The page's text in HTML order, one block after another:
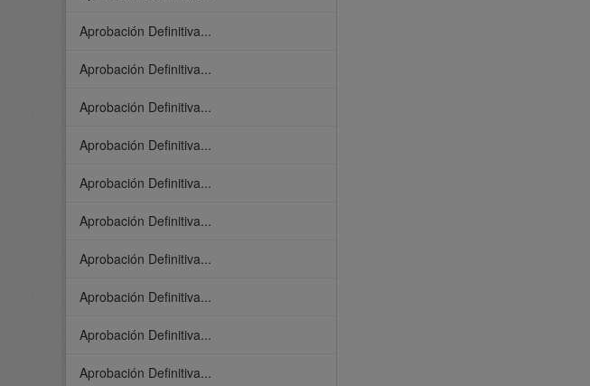
Aprobación Definitiva...
Aprobación Definitiva...
Aprobación Definitiva...
Aprobación Definitiva...
Aprobación Definitiva...
Aprobación Definitiva...
Aprobación Definitiva...
Aprobación Definitiva...
Aprobación Definitiva...
Aprobación Definitiva...